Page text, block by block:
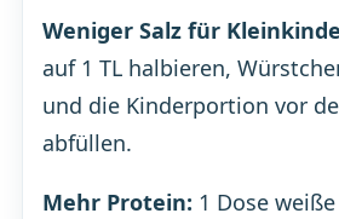
Weniger Salz für
auf 1 TL halbieren,
und die Kinderportion vor
abfüllen.
Mehr Protein: 1 Dose